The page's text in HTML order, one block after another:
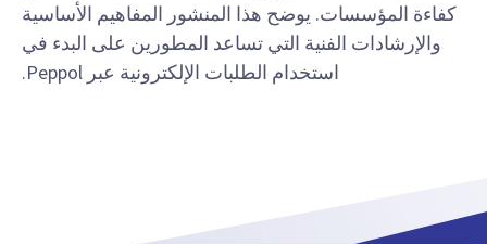
كفاءة المؤسسات. يوضح هذا المنشور المفاهيم الأساسية
والإرشادات الفنية التي تساعد المطورين على البدء في
استخدام الطلبات الإلكترونية عبر Peppol.